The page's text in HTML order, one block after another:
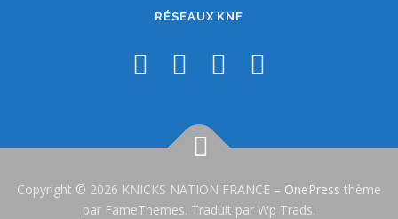
RÉSEAUX KNF
Copyright © 2026 KNICKS NATION FRANCE – OnePress thème
par FameThemes. Traduit par Wp Trads.